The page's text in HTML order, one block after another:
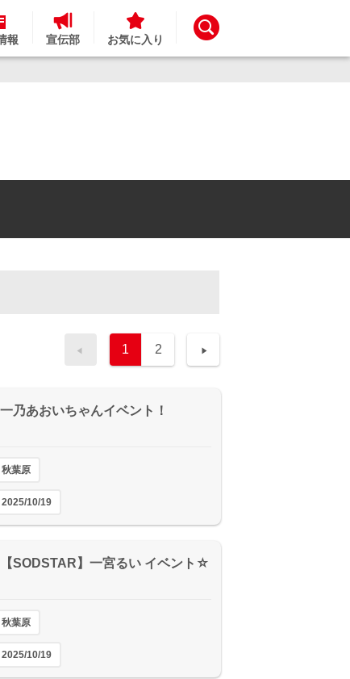
報 宣伝部 お気に入り
1 2
乃あおいちゃんイベント！
秋葉原
2025/10/19
SODSTAR】一宮るい イベント☆
秋葉原
2025/10/19